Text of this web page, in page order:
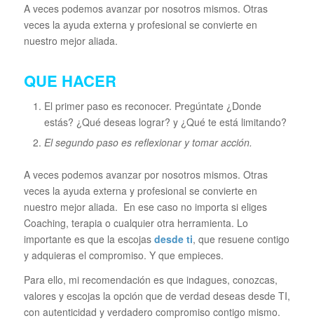
A veces podemos avanzar por nosotros mismos. Otras
veces la ayuda externa y profesional se convierte en
nuestro mejor aliada.
QUE HACER
El primer paso es reconocer. Pregúntate ¿Donde
estás? ¿Qué deseas lograr? y ¿Qué te está limitando?
El segundo paso es reflexionar y tomar acción.
A veces podemos avanzar por nosotros mismos. Otras
veces la ayuda externa y profesional se convierte en
nuestro mejor aliada. En ese caso no importa si eliges
Coaching, terapia o cualquier otra herramienta. Lo
importante es que la escojas desde ti, que resuene contigo
y adquieras el compromiso. Y que empieces.
Para ello, mi recomendación es que indagues, conozcas,
valores y escojas la opción que de verdad deseas desde TI,
con autenticidad y verdadero compromiso contigo mismo.